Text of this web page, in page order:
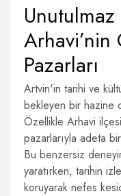
Pazarları
Artvin'in tarihi ve
bekleyen bir hazine
Özellikle Arhavi
pazarlarıyla adeta
Bu benzersiz
yaratırken, tarihin
koruyarak nefes